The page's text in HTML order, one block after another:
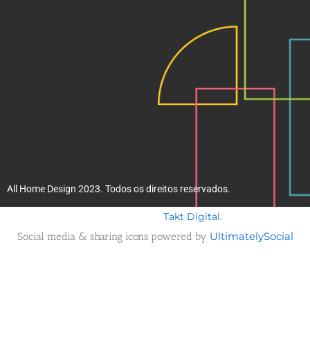
All Home Design 2023. Todos os direitos reservados.
Takt Digital.
Social media & sharing icons powered by UltimatelySocial